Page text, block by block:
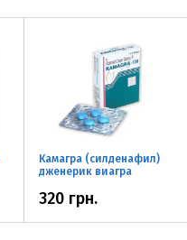
Камагра (силденафил)
дженерик виагра
320 грн.